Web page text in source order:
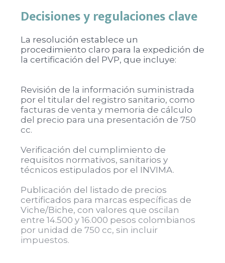
Decisiones y regulaciones clave
La resolución establece un
procedimiento claro para la expedición de
la certificación del PVP, que incluye:
Revisión de la información suministrada
por el titular del registro sanitario, como
facturas de venta y memoria de cálculo
del precio para una presentación de 750
cc.
Verificación del cumplimiento de
requisitos normativos, sanitarios y
técnicos estipulados por el INVIMA.
Publicación del listado de precios
certificados para marcas específicas de
Viche/Biche, con valores que oscilan
entre 14.500 y 16.000 pesos colombianos
por unidad de 750 cc, sin incluir
impuestos.